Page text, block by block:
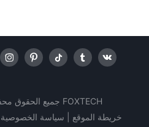
خريطة الموقع | سياسة الخصوصية